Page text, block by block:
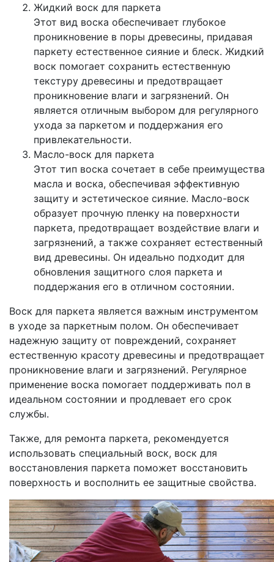
Жидкий воск для паркета
Этот вид воска обеспечивает глубокое
проникновение в поры древесины, придавая
паркету естественное сияние и блеск. Жидкий
воск помогает сохранить естественную
текстуру древесины и предотвращает
проникновение влаги и загрязнений. Он
является отличным выбором для регулярного
ухода за паркетом и поддержания его
привлекательности.
Масло-воск для паркета
Этот тип воска сочетает в себе преимущества
масла и воска, обеспечивая эффективную
защиту и эстетическое сияние. Масло-воск
образует прочную пленку на поверхности
паркета, предотвращает воздействие влаги и
загрязнений, а также сохраняет естественный
вид древесины. Он идеально подходит для
обновления защитного слоя паркета и
поддержания его в отличном состоянии.
Воск для паркета является важным инструментом
в уходе за паркетным полом. Он обеспечивает
надежную защиту от повреждений, сохраняет
естественную красоту древесины и предотвращает
проникновение влаги и загрязнений. Регулярное
применение воска помогает поддерживать пол в
идеальном состоянии и продлевает его срок
службы.
Также, для ремонта паркета, рекомендуется
использовать специальный воск, воск для
восстановления паркета поможет восстановить
поверхность и восполнить ее защитные свойства.